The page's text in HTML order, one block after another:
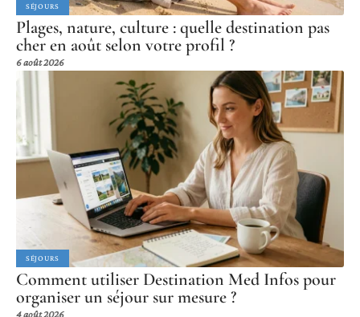
SÉJOURS
Plages, nature, culture : quelle destination pas
cher en août selon votre profil ?
6 août 2026
SÉJOURS
Comment utiliser Destination Med Infos pour
organiser un séjour sur mesure ?
4 août 2026